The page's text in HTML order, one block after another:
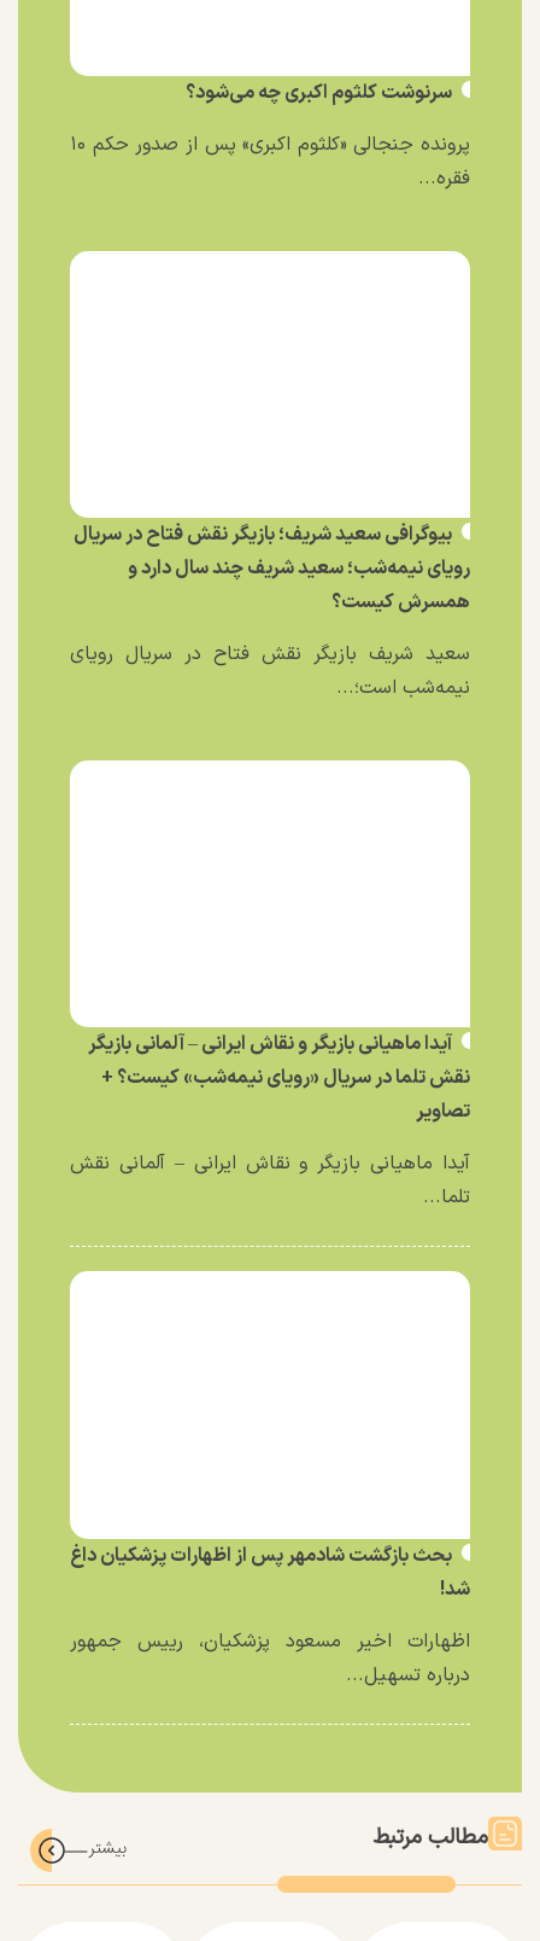
سرنوشت کلثوم اکبری چه می‌شود؟
پرونده جنجالی «کلثوم اکبری» پس از صدور حکم ۱۰
فقره...
بیوگرافی سعید شریف؛ بازیگر نقش فتاح در سریال
رویای نیمه‌شب؛ سعید شریف چند سال دارد و
همسرش کیست؟
سعید شریف بازیگر نقش فتاح در سریال رویای
نیمه‌شب است؛...
آیدا ماهیانی بازیگر و نقاش ایرانی – آلمانی بازیگر
نقش تلما در سریال «رویای نیمه‌شب» کیست؟ +
تصاویر
آیدا ماهیانی بازیگر و نقاش ایرانی – آلمانی نقش
تلما...
بحث بازگشت شادمهر پس از اظهارات پزشکیان داغ
شد!
اظهارات اخیر مسعود پزشکیان، رییس جمهور
درباره تسهیل...
مطالب مرتبط